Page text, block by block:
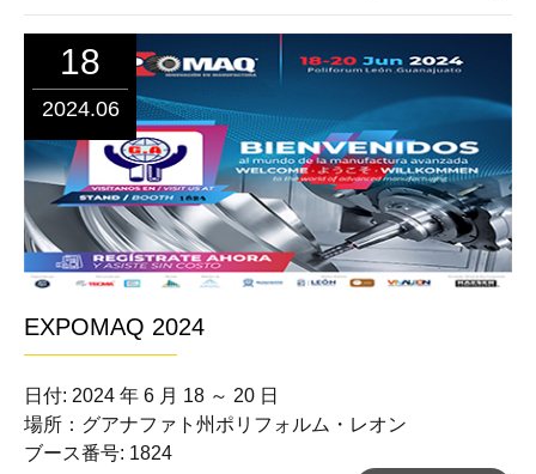
18
2024.06
EXPOMAQ 2024
日付: 2024 年 6 月 18 ～ 20 日
場所：グアナファト州ポリフォルム・レオン
ブース番号: 1824